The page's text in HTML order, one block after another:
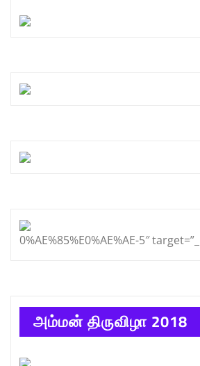
0%AE%85%E0%AE%AE-5″
அம்மன் திருவிழா 2018